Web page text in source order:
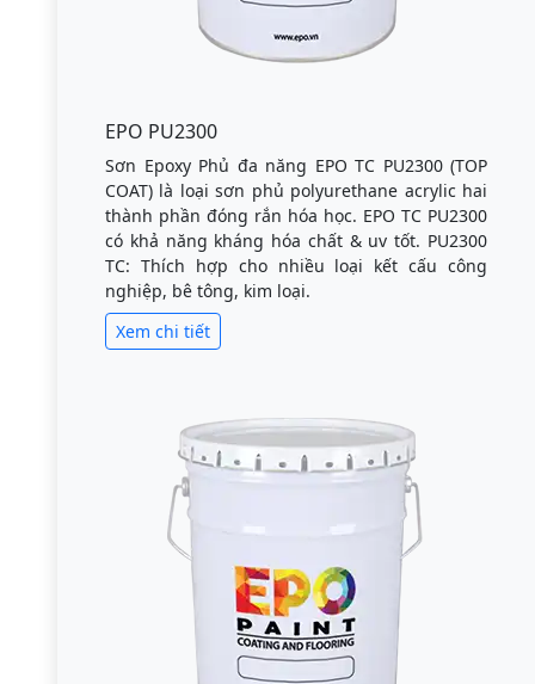
EPO PU2300
Sơn Epoxy Phủ đa năng EPO TC PU2300 (TOP
COAT) là loại sơn phủ polyurethane acrylic hai
thành phần đóng rắn hóa học. EPO TC PU2300
có khả năng kháng hóa chất & uv tốt. PU2300
TC: Thích hợp cho nhiều loại kết cấu công
nghiệp, bê tông, kim loại.
Xem chi tiết